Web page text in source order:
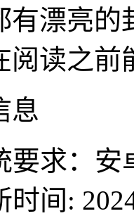
有漂亮的
阅读之前
息
要求：安
时间: